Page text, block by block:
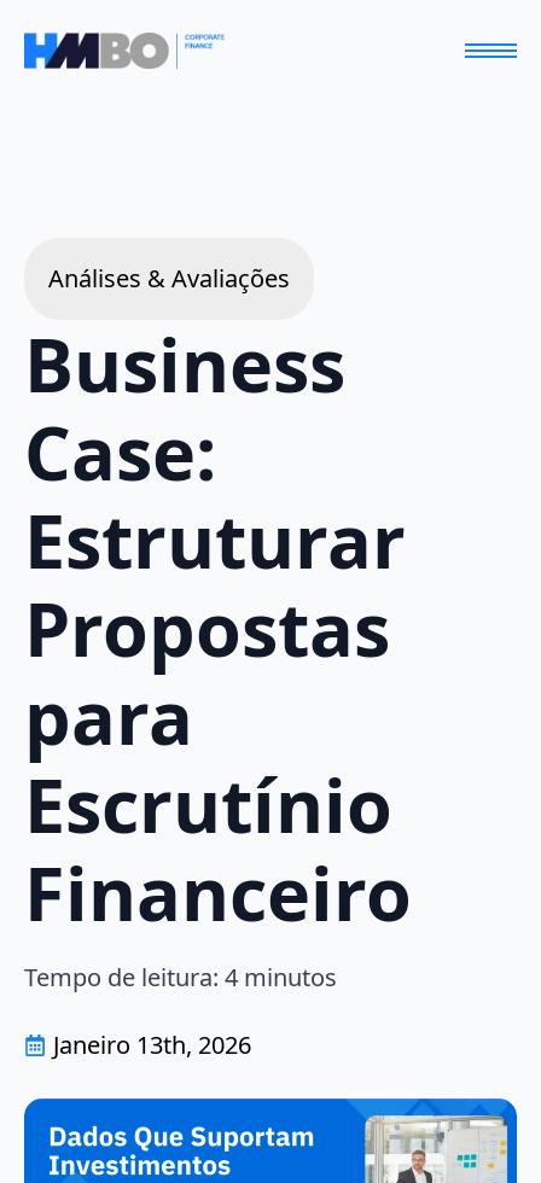
Análises & Avaliações
Business
Case:
Estruturar
Propostas
para
Escrutínio
Financeiro
Tempo de leitura: 4 minutos
Janeiro 13th, 2026